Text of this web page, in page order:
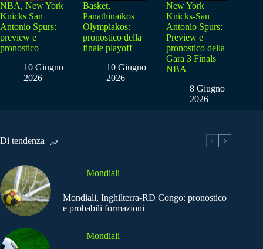
NBA, New York
Knicks San
Antonio Spurs:
preview e
pronostico
10 Giugno
2026
Basket,
Panathinaikos
Olympiakos:
pronostico della
finale playoff
10 Giugno
2026
New York
Knicks-San
Antonio Spurs:
Preview e
pronostico della
Gara 3 Finals
NBA
8 Giugno
2026
Di tendenza
Mondiali
Mondiali, Inghilterra-RD Congo: pronostico
e probabili formazioni
Mondiali